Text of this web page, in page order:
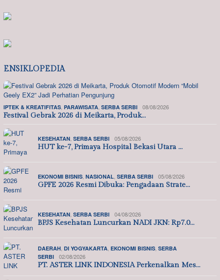
ENSIKLOPEDIA
IPTEK & KREATIFITAS, PARAWISATA, SERBA SERBI 08/08/2026
Festival Gebrak 2026 di Meikarta, Produk…
KESEHATAN, SERBA SERBI 05/08/2026
HUT ke-7, Primaya Hospital Bekasi Utara …
EKONOMI BISNIS, NASIONAL, SERBA SERBI 05/08/2026
GPFE 2026 Resmi Dibuka: Pengadaan Strate…
KESEHATAN, SERBA SERBI 04/08/2026
BPJS Kesehatan Luncurkan NADI JKN: Rp7.0…
DAERAH, DI YOGYAKARTA, EKONOMI BISNIS, SERBA
SERBI
02/08/2026
PT. ASTER LINK INDONESIA Perkenalkan Mes…